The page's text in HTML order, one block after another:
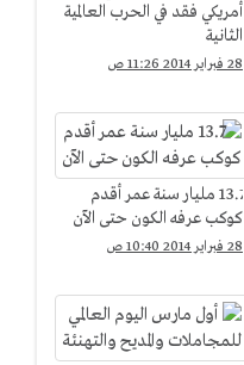
أمريكي فقد في الحرب العالمية
الثانية
28 فبراير 2014 11:26 ص
13.7 مليار سنة عمر أقدم
كوكب عرفه الكون حتى الآن
28 فبراير 2014 10:40 ص